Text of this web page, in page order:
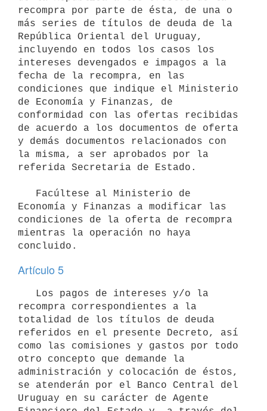
recompra por parte de ésta, de una o
más series de títulos de deuda de la
República Oriental del Uruguay,
incluyendo en todos los casos los
intereses devengados e impagos a la
fecha de la recompra, en las
condiciones que indique el Ministerio
de Economía y Finanzas, de
conformidad con las ofertas recibidas
de acuerdo a los documentos de oferta
y demás documentos relacionados con
la misma, a ser aprobados por la
referida Secretaria de Estado.
Economía y Finanzas a modificar las
condiciones de la oferta de recompra
mientras la operación no haya
Artículo 5
recompra correspondientes a la
totalidad de los títulos de deuda
referidos en el presente Decreto, así
como las comisiones y gastos por todo
otro concepto que demande la
administración y colocación de éstos,
se atenderán por el Banco Central del
Uruguay en su carácter de Agente